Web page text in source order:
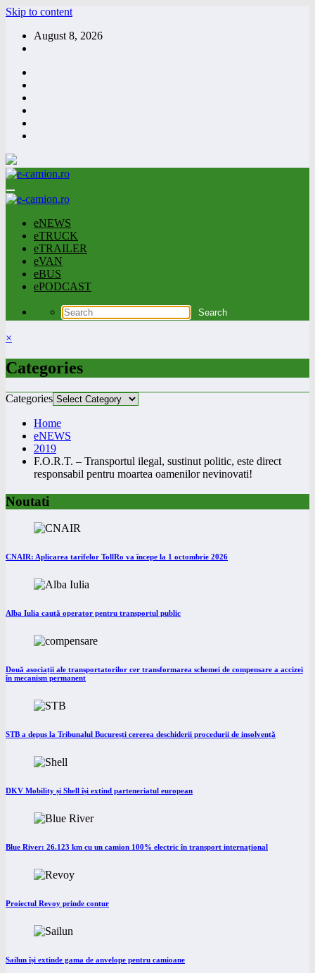
Skip to content
August 8, 2026
eNEWS
eTRUCK
eTRAILER
eVAN
eBUS
ePODCAST
×
Categories
Categories
Home
eNEWS
2019
F.O.R.T. – Transportul ilegal, sustinut politic, este direct
responsabil pentru moartea oamenilor nevinovati!
Noutati
CNAIR: Aplicarea tarifelor TollRo va începe la 1 octombrie 2026
Alba Iulia caută operator pentru transportul public
Două asociații ale transportatorilor cer transformarea schemei de compensare a accizei
în mecanism permanent
STB a depus la Tribunalul București cererea deschiderii procedurii de insolvență
DKV Mobility și Shell își extind parteneriatul european
Blue River: 26.123 km cu un camion 100% electric în transport internațional
Proiectul Revoy prinde contur
Sailun își extinde gama de anvelope pentru camioane